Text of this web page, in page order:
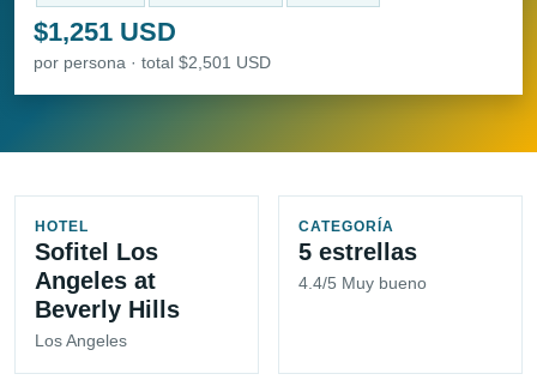
$1,251 USD
por persona · total $2,501 USD
HOTEL
Sofitel Los
Angeles at
Beverly Hills
Los Angeles
CATEGORÍA
5 estrellas
4.4/5 Muy bueno